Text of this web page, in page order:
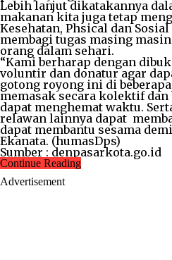
Lebih lanjut dikatakannya
makanan kita juga tetap
Kesehatan, Phsical dan
membagi tugas masing
orang dalam sehari.
“Kami berharap dengan
voluntir dan donatur agar
gotong royong ini di
memasak secara kolektif
dapat menghemat waktu.
relawan lainnya dapat
dapat membantu sesama
Ekanata. (humasDps)
Sumber : denpasarkota.go.id
Continue Reading
Advertisement